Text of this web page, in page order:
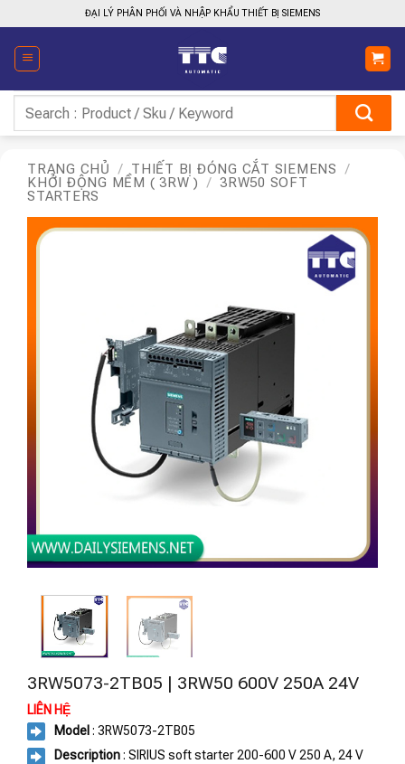
qua
nội
dung
ĐẠI LÝ PHÂN PHỐI VÀ NHẬP KHẨU THIẾT BỊ SIEMENS
kiếm:
TRANG CHỦ / THIẾT BỊ ĐÓNG CẮT SIEMENS
/
KHỞI ĐỘNG MỀM ( 3RW )
/ 3RW50 SOFT
STARTERS
3RW5073-2TB05 | 3RW50 600V 250A 24V
LIÊN HỆ
Model : 3RW5073-2TB05
Description: SIRIUS soft starter 200-600 V 250 A, 24 V